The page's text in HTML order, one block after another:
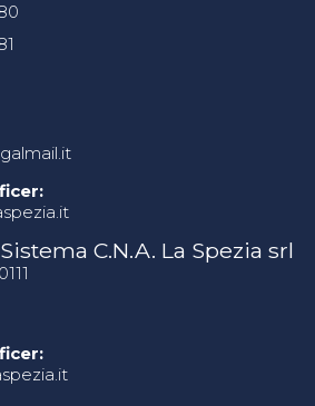
C.N.A. La Spezia srl